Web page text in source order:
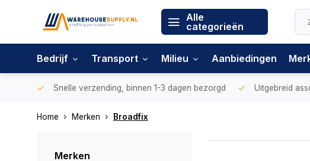
Alle
categorieën
Bedrijf Transport Milieu Aanbiedingen
Snelle verzending, binnen 1-3 dagen bezorgd Uitgebreid
Home Merken Broadfix
Merken